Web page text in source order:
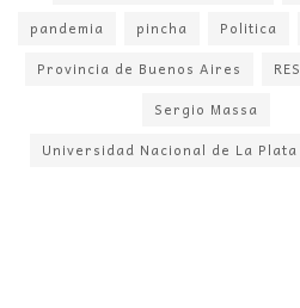
pandemia
pincha Politica
Provincia de Buenos Aires
RES
Sergio Massa
Universidad Nacional de La Plata